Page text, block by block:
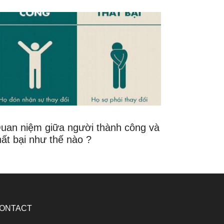
niệm giữa người thành công và
bại như thế nào ?